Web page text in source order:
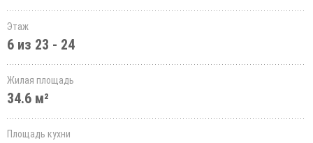
Этаж
6 из 23 - 24
Жилая площадь
34.6 м²
Площадь кухни